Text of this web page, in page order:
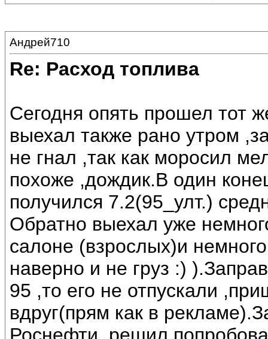
Андрей710
Re: Расход топлива
Сегодня опять прошел тот
выехал также рано утром
не гнал ,так как моросил
похоже ,дождик.В один
получился 7.2(95_улт.)
Обратно выехал уже
салоне (взрослых)и немного
наверно и не груз :)
95 ,то его не отпускали
вдруг(прям как в